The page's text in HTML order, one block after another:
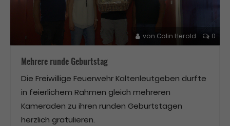
von Colin Herold 0
Mehrere runde Geburtstag
Die Freiwillige Feuerwehr Kaltenleutgeben durfte
in feierlichem Rahmen gleich mehreren
Kameraden zu ihren runden Geburtstagen
herzlich gratulieren.